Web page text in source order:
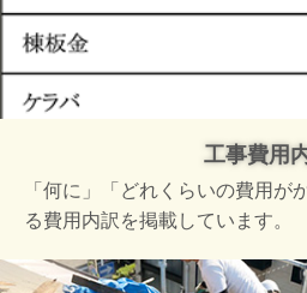
工事費用
「何に」「どれくらいの費用が
る費用内訳を掲載しています。